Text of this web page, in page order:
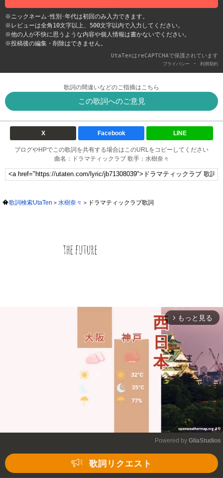
※ニックネーム･性別･年代は初回のみ入力できます。
※レビューは全角10文字以上、500文字以内で入力してください。
※他の人が不快に思うような内容や個人情報は書かないでください。
※投稿後の編集・削除はできません。
UtaTenはreCAPTCHAで保護されています
プライバシー - 利用契約
歌詞の間違いなどのご指摘はこちら
この歌詞へのご意見
X Facebook LINE
ブログやHPでこの歌詞を共有する場合はこのURLをコピーしてください
曲名：ドラマティックラブ 歌手：水樹奈々
歌詞検索UtaTen 水樹奈々 ドラマティックラブ歌詞
arrow_forward_ios もっと見る
Powered by GliaStudios
歌詞リクエスト